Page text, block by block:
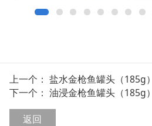
上一个： 盐水金枪鱼罐头（185g）
下一个： 油浸金枪鱼罐头（185g）
返回